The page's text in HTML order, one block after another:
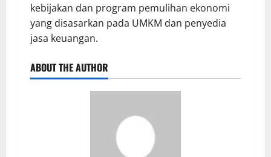
kebijakan dan program pemulihan ekonomi
yang disasarkan pada UMKM dan penyedia
jasa keuangan.
ABOUT THE AUTHOR